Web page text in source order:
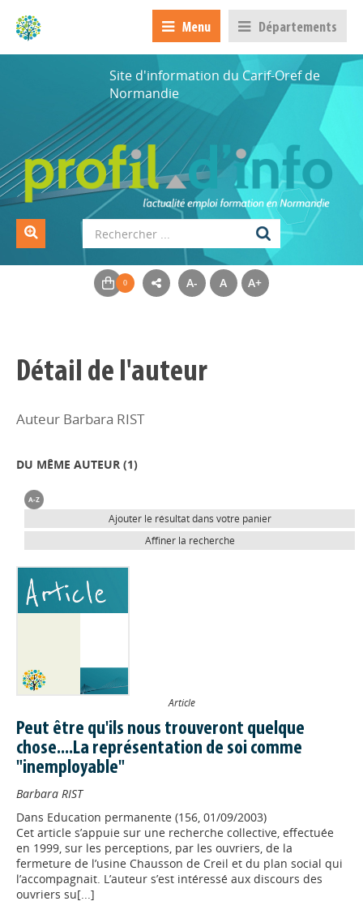
Menu Départements
Site d'information du Carif-Oref de
Normandie
A- A A+
Détail de l'auteur
Auteur Barbara RIST
DU MÊME AUTEUR (1)
Ajouter le résultat dans votre panier
Affiner la recherche
Article
Peut être qu'ils nous trouveront quelque
chose....La représentation de soi comme
"inemployable"
Barbara RIST
Dans Education permanente (156, 01/09/2003)
Cet article s’appuie sur une recherche collective, effectuée
en 1999, sur les perceptions, par les ouvriers, de la
fermeture de l’usine Chausson de Creil et du plan social qui
l’accompagnait. L’auteur s’est intéressé aux discours des
ouvriers su[...]Appels à projets